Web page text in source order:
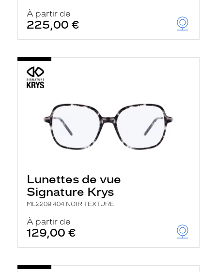
À partir de
225,00 €
Lunettes de vue
Signature Krys
ML2209 404 NOIR TEXTURE
À partir de
129,00 €